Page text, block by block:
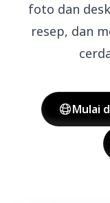
foto dan
resep, dan
Mulai